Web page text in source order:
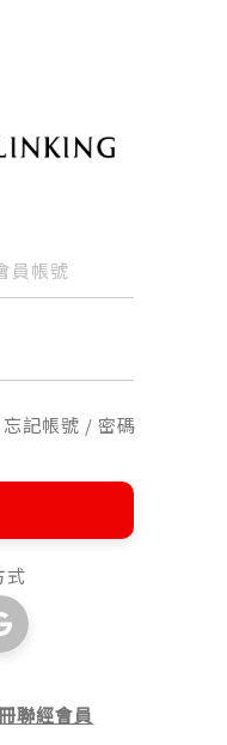
忘記帳號 / 密碼
式
聯經會員